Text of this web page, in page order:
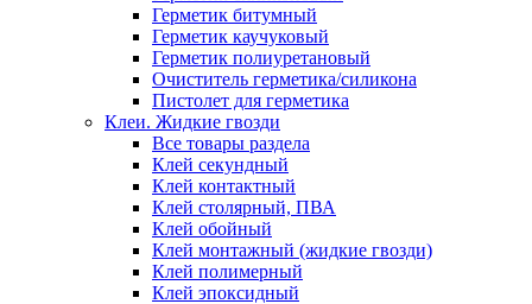
Герметик битумный
Герметик каучуковый
Герметик полиуретановый
Очиститель герметика/силикона
Пистолет для герметика
Клеи. Жидкие гвозди
Все товары раздела
Клей секундный
Клей контактный
Клей столярный, ПВА
Клей обойный
Клей монтажный (жидкие гвозди)
Клей полимерный
Клей эпоксидный